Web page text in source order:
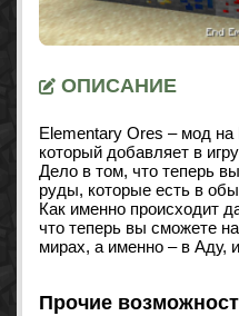
ОПИСАНИЕ
Elementary Ores – мод
который добавляет в
Дело в том, что теперь
руды, которые есть в
Как именно происходит
что теперь вы сможете
мирах, а именно – в Аду,
Прочие